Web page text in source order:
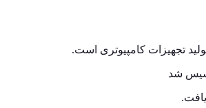
تجهیزات کامپیوتری است.